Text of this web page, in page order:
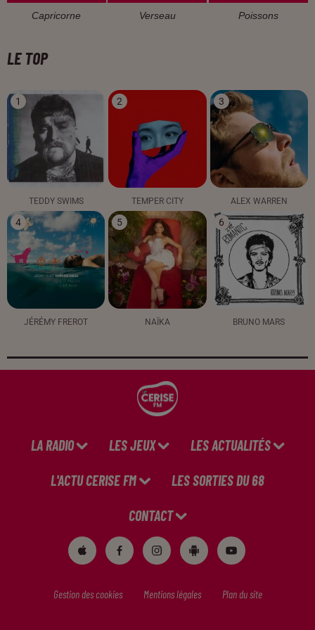
Capricorne Verseau Poissons
LE TOP
1
TEDDY SWIMS
2
TEMPER CITY
3
ALEX WARREN
4
JÉRÉMY FREROT
5
NAÏKA
6
BRUNO MARS
LA RADIO LES JEUX LES ACTUALITÉS
L'ACTU CERISE FM LES SORTIES DU 68
CONTACT
Gestion des cookies Mentions légales Plan du site